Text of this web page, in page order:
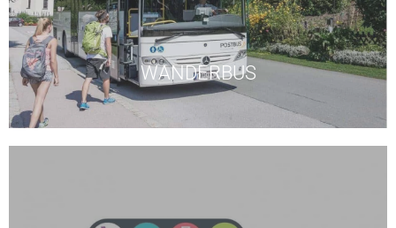
WANDERBUS
Von Maria Alm über Dienten bis Mühlbach und
natürlich auch innerhalb der drei Orte kostenlose &
uneingeschränkte Nutzung des Wanderbusses
Übernachtung in einem Partnerbetrieb.